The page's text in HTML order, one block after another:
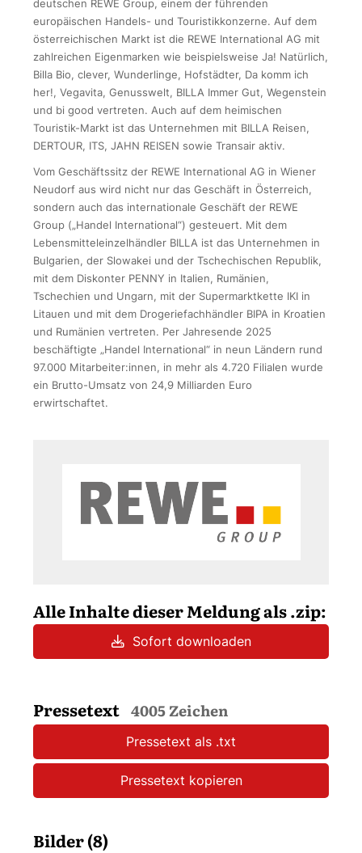
deutschen REWE Group, einem der führenden
europäischen Handels- und Touristikkonzerne. Auf dem
österreichischen Markt ist die REWE International AG mit
zahlreichen Eigenmarken wie beispielsweise Ja! Natürlich,
Billa Bio, clever, Wunderlinge, Hofstädter, Da komm ich
her!, Vegavita, Genusswelt, BILLA Immer Gut, Wegenstein
und bi good vertreten. Auch auf dem heimischen
Touristik-Markt ist das Unternehmen mit BILLA Reisen,
DERTOUR, ITS, JAHN REISEN sowie Transair aktiv.
Vom Geschäftssitz der REWE International AG in Wiener
Neudorf aus wird nicht nur das Geschäft in Österreich,
sondern auch das internationale Geschäft der REWE
Group („Handel International“) gesteuert. Mit dem
Lebensmitteleinzelhändler BILLA ist das Unternehmen in
Bulgarien, der Slowakei und der Tschechischen Republik,
mit dem Diskonter PENNY in Italien, Rumänien,
Tschechien und Ungarn, mit der Supermarktkette IKI in
Litauen und mit dem Drogeriefachhändler BIPA in Kroatien
und Rumänien vertreten. Per Jahresende 2025
beschäftigte „Handel International“ in neun Ländern rund
97.000 Mitarbeiter:innen, in mehr als 4.720 Filialen wurde
ein Brutto-Umsatz von 24,9 Milliarden Euro
erwirtschaftet.
Alle Inhalte dieser Meldung als .zip:
Sofort downloaden
Pressetext 4005 Zeichen
Pressetext als .txt
Pressetext kopieren
Bilder (8)